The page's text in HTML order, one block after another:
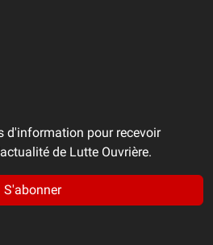
d'information pour recevoir
de Lutte Ouvrière.
S'abonner